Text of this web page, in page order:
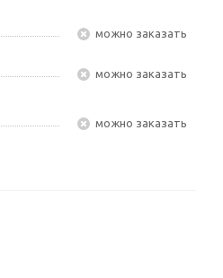
Можно заказать
Можно заказать
Можно заказать